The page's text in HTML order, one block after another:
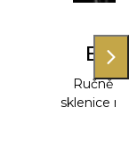
Ručně
sklenice